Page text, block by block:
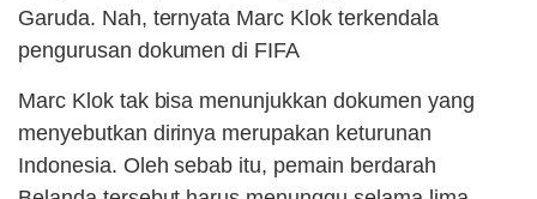
Garuda. Nah, ternyata Marc Klok terkendala
pengurusan dokumen di FIFA
Marc Klok tak bisa menunjukkan dokumen yang
menyebutkan dirinya merupakan keturunan
Indonesia. Oleh sebab itu, pemain berdarah